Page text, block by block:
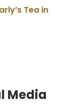
Tea in
Media